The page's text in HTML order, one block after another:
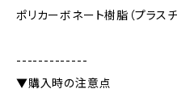
ポリカーボネート樹脂（プラスチ
-------------
▼購入時の注意点